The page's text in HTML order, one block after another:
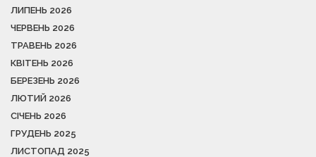
ЛИПЕНЬ 2026
ЧЕРВЕНЬ 2026
ТРАВЕНЬ 2026
КВІТЕНЬ 2026
БЕРЕЗЕНЬ 2026
ЛЮТИЙ 2026
СІЧЕНЬ 2026
ГРУДЕНЬ 2025
ЛИСТОПАД 2025